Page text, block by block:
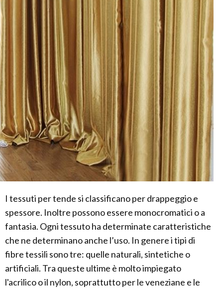
I tessuti per tende si classificano per drappeggio e
spessore. Inoltre possono essere monocromatici o a
fantasia. Ogni tessuto ha determinate caratteristiche
che ne determinano anche l’uso. In genere i tipi di
fibre tessili sono tre: quelle naturali, sintetiche o
artificiali. Tra queste ultime è molto impiegato
l'acrilico o il nylon, soprattutto per le veneziane e le